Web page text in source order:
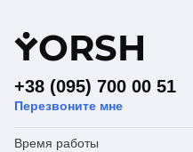
YORSH
+38 (095) 700 00 51
Перезвоните мне
Время работы